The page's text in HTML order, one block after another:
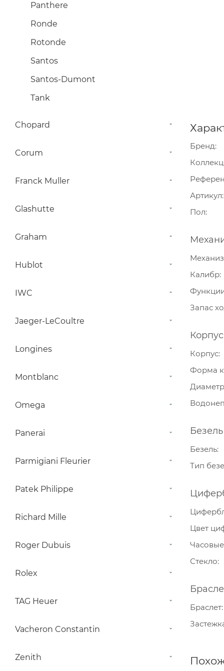
Бренд
Артикул
Пол
Калибр
Запас
Корпус
Корпус
Форма
Диаметр
Безель
Безель
Тип
Цвет
Стекло
Браслет
Panthere
Ronde
Rotonde
Santos
Santos-Dumont
Tank
Chopard
Corum
Franck Muller
Glashutte
Graham
Hublot
IWC
Jaeger-LeCoultre
Longines
Montblanc
Omega
Panerai
Parmigiani Fleurier
Patek Philippe
Richard Mille
Roger Dubuis
Rolex
TAG Heuer
Vacheron Constantin
Zenith